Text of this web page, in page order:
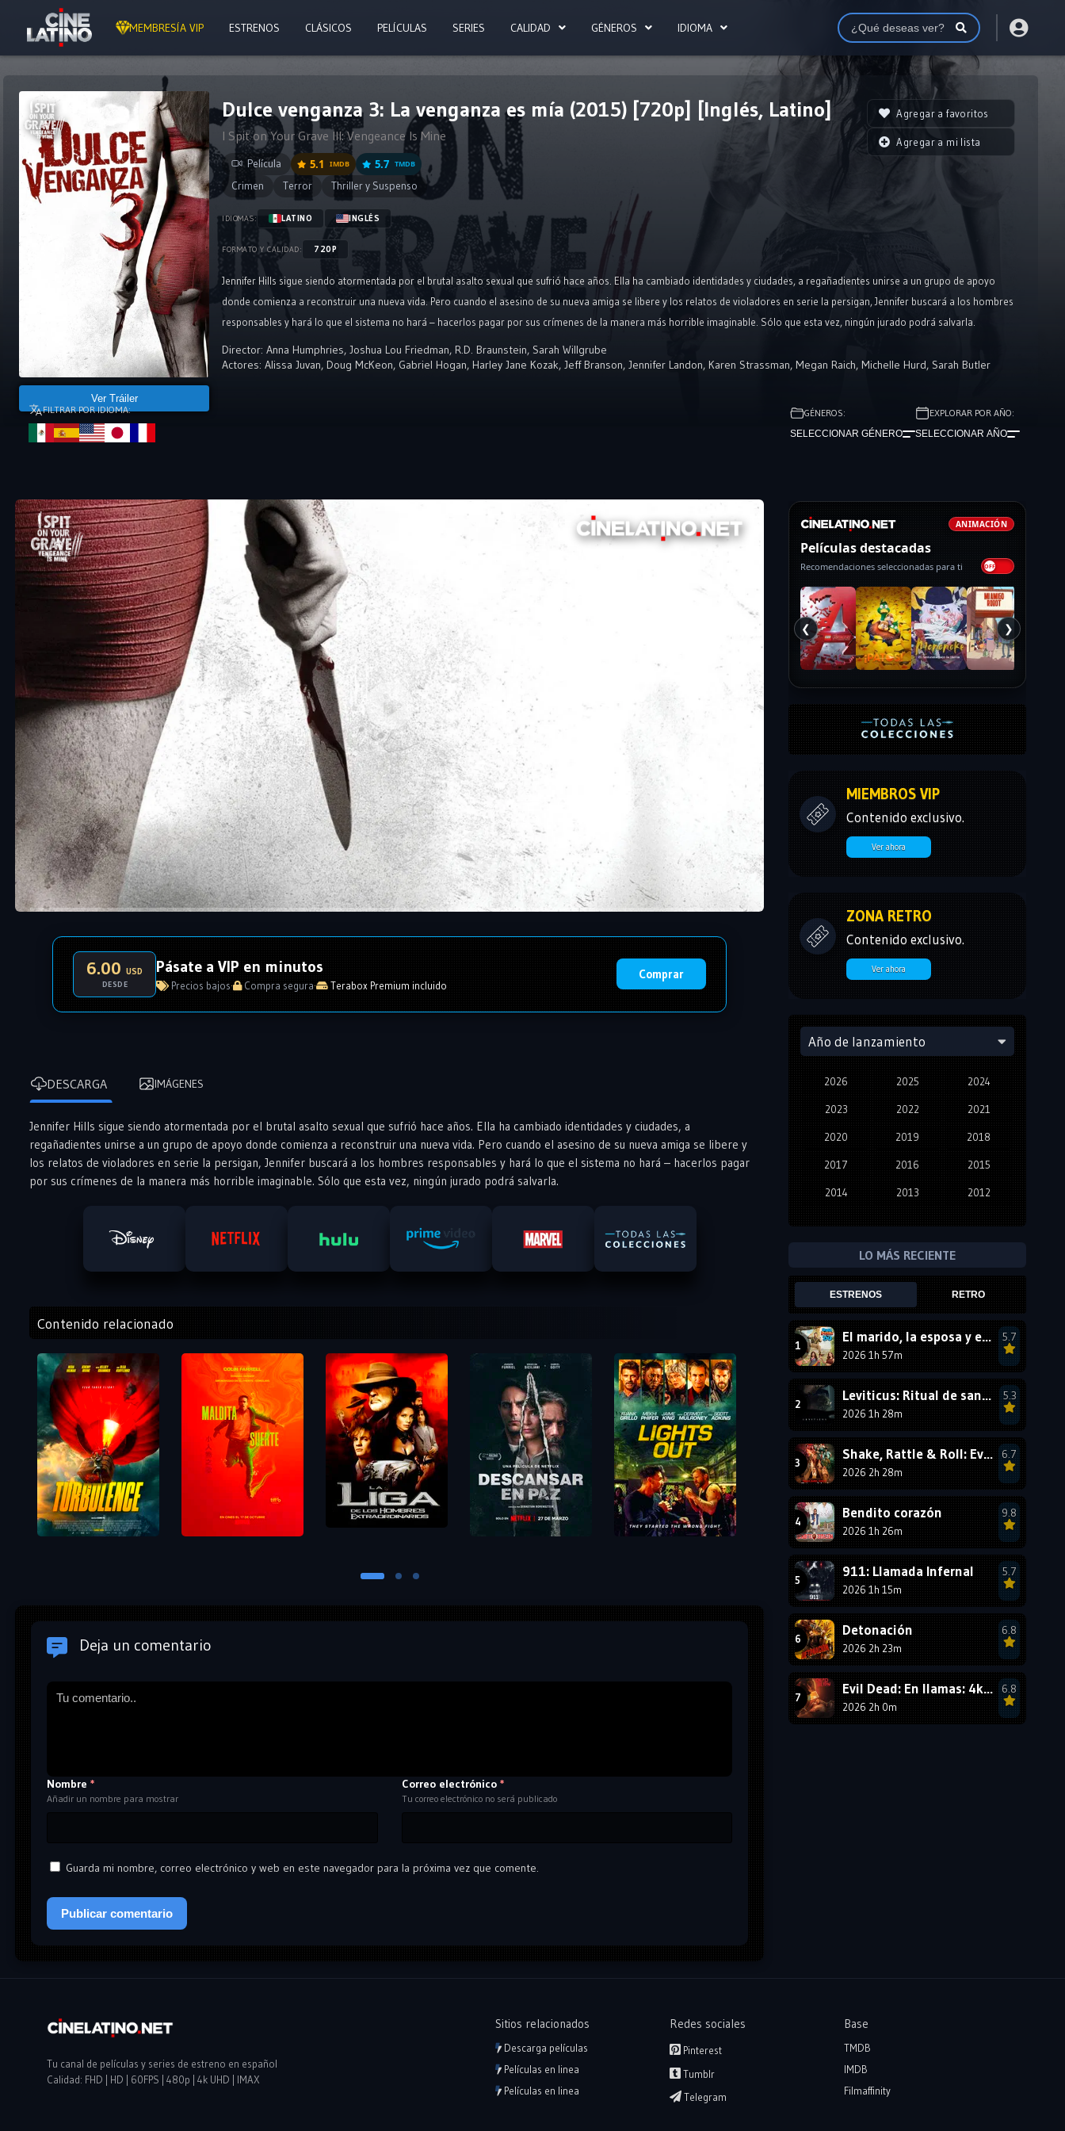
MEMBRESÍA VIP ESTRENOS CLÁSICOS PELÍCULAS SERIES CALIDAD GÉNEROS IDIOMA
Ver Tráiler
Dulce venganza 3: La venganza es mía (2015) [720p] [Inglés, Latino]
I Spit on Your Grave III: Vengeance Is Mine
Película 5.1 IMDB 5.7 TMDB
Crimen Terror Thriller y Suspenso
IDIOMAS: LATINO INGLÉS
FORMATO Y CALIDAD: 720P
Jennifer Hills sigue siendo atormentada por el brutal asalto sexual que sufrió hace años. Ella ha cambiado identidades y ciudades, a regañadientes unirse a un grupo de apoyo
donde comienza a reconstruir una nueva vida. Pero cuando el asesino de su nueva amiga se libere y los relatos de violadores en serie la persigan, Jennifer buscará a los hombres
responsables y hará lo que el sistema no hará – hacerlos pagar por sus crímenes de la manera más horrible imaginable. Sólo que esta vez, ningún jurado podrá salvarla.
Director: Anna Humphries, Joshua Lou Friedman, R.D. Braunstein, Sarah Willgrube
Actores: Alissa Juvan, Doug McKeon, Gabriel Hogan, Harley Jane Kozak, Jeff Branson, Jennifer Landon, Karen Strassman, Megan Raich, Michelle Hurd, Sarah Butler
Agregar a favoritos
Agregar a mi lista
FILTRAR POR IDIOMA: GÉNEROS:
SELECCIONAR GÉNERO
EXPLORAR POR AÑO:
SELECCIONAR AÑO
6.00USD
DESDE
Pásate a VIP en minutos
Precios bajos· Compra segura· Terabox Premium incluido
Comprar
DESCARGA IMÁGENES
Jennifer Hills sigue siendo atormentada por el brutal asalto sexual que sufrió hace años. Ella ha cambiado identidades y ciudades, a
regañadientes unirse a un grupo de apoyo donde comienza a reconstruir una nueva vida. Pero cuando el asesino de su nueva amiga se libere y
los relatos de violadores en serie la persigan, Jennifer buscará a los hombres responsables y hará lo que el sistema no hará – hacerlos pagar
por sus crímenes de la manera más horrible imaginable. Sólo que esta vez, ningún jurado podrá salvarla.
Contenido relacionado
Deja un comentario
Nombre *
Añadir un nombre para mostrar
Correo electrónico *
Tu correo electrónico no será publicado
Guarda mi nombre, correo electrónico y web en este navegador para la próxima vez que comente.
ANIMACIÓN
Películas destacadas
Recomendaciones seleccionadas para ti
❮ ❯
MIEMBROS VIP
Contenido exclusivo.
Ver ahora
ZONA RETRO
Contenido exclusivo.
Ver ahora
Año de lanzamiento
2026 2025 2024
2023 2022 2021
2020 2019 2018
2017 2016 2015
2014 2013 2012
2001
1999 1998
1996 1995
1993
1990 1989
1987
1984 1983
1978
LO MÁS RECIENTE
ESTRENOS RETRO
El marido, la esposa y ella 2
2026 1h 57m
5.7
Leviticus: Ritual de sangre
2026 1h 28m
5.3
Shake, Rattle & Roll: Evil Origins
2026 2h 28m
6.7
Bendito corazón
2026 1h 26m
9.8
911: Llamada Infernal
2026 1h 15m
5.7
Detonación
2026 2h 23m
6.8
Evil Dead: En llamas: 4k HDR10 - VIP
2026 2h 0m
6.8
Sitios relacionados
Descarga películas
Películas en linea
Películas en linea
Redes sociales
Pinterest
Tumblr
Telegram
Base
TMDB
IMDB
Filmaffinity
Tu canal de películas y series de estreno en español
Calidad: FHD | HD | 60FPS | 480p | 4k UHD | IMAX